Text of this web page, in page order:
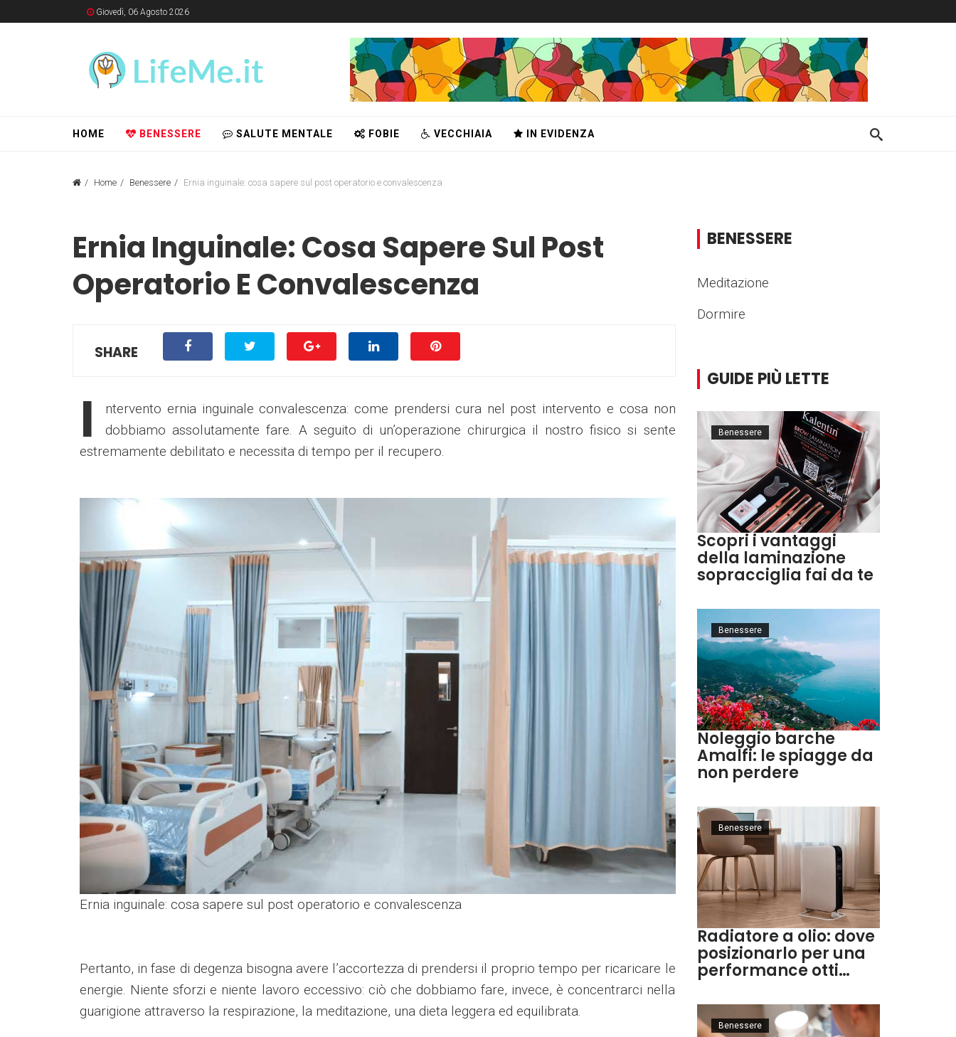
Giovedì, 06 Agosto 2026
HOME BENESSERE SALUTE MENTALE FOBIE VECCHIAIA IN EVIDENZA
Home Benessere Ernia inguinale: cosa sapere sul post operatorio e convalescenza
Ernia Inguinale: Cosa Sapere Sul Post
Operatorio E Convalescenza
SHARE
I
ntervento ernia inguinale convalescenza: come prendersi cura nel post intervento e cosa non
dobbiamo assolutamente fare. A seguito di un’operazione chirurgica il nostro fisico si sente
estremamente debilitato e necessita di tempo per il recupero.
Ernia inguinale: cosa sapere sul post operatorio e convalescenza
Pertanto, in fase di degenza bisogna avere l’accortezza di prendersi il proprio tempo per ricaricare le
energie. Niente sforzi e niente lavoro eccessivo: ciò che dobbiamo fare, invece, è concentrarci nella
guarigione attraverso la respirazione, la meditazione, una dieta leggera ed equilibrata.
BENESSERE
Meditazione
Dormire
GUIDE PIÙ LETTE
Scopri i vantaggi
della laminazione
sopracciglia fai da te
Benessere
Noleggio barche
Amalfi: le spiagge da
non perdere
Benessere
Radiatore a olio: dove
posizionarlo per una
performance otti…
Benessere
Benessere